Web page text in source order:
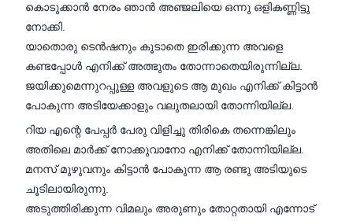
കൊടുക്കാൻ നേരം ഞാൻ അഞ്ജലിയെ ഒന്നു ഒളികണ്ണിട്ടു
നോക്കി.
യാതൊരു ടെൻഷനും കൂടാതെ ഇരിക്കുന്ന അവളെ
കണ്ടപ്പോൾ എനിക്ക് അത്ഭുതം തോന്നാതെയിരുന്നില്ല.
ജയിക്കുമെന്നുറപ്പുള്ള അവളുടെ ആ മുഖം എനിക്ക് കിട്ടാൻ
പോകുന്ന അടിയേക്കാളും വലുതലായി തോന്നിയില്ല.
റിയ എന്റെ പേപ്പർ പേരു വിളിച്ചു തിരികെ തന്നെങ്കിലും
അതിലെ മാർക്ക് നോക്കുവാനോ എനിക്ക് തോന്നിയില്ല.
മനസ് മുഴുവനും കിട്ടാൻ പോകുന്ന ആ രണ്ടു അടിയുടെ
ചൂടിലായിരുന്നു.
അടുത്തിരിക്കുന്ന വിമലും അരുണും തോറ്റതായി എന്നോട്